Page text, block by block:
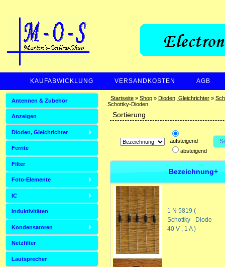
KAUFABWICKLUNG VERSANDKOSTEN AGB
ZAHLUNGSARTEN Startseite» Shop» Dioden, Gleichrichter»
Schottky-Dioden
Sortierung
aufsteigend
absteigend
Bezeichnung+
1 N 5819 (
Schottky - Diode
40 V , 1 A )
Antennen & Zubehör
Anzeigen
Dioden, Gleichrichter
Ferrite
Filter
Foto-Elemente
IC
Induktivitäten
Kondensatoren
Netzfilter
Lautsprecher